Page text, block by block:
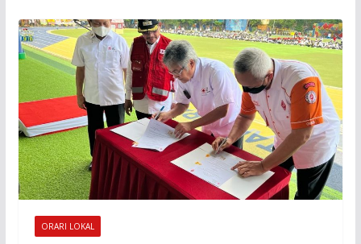
ORARI LOKAL